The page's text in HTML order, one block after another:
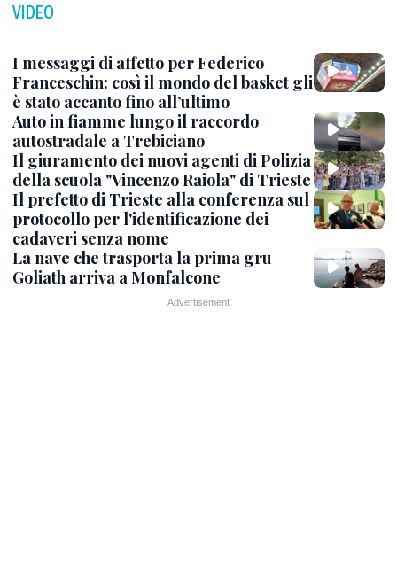
VIDEO
I messaggi di affetto per Federico
Franceschin: così il mondo del basket gli
è stato accanto fino all’ultimo
Auto in fiamme lungo il raccordo
autostradale a Trebiciano
Il giuramento dei nuovi agenti di Polizia
della scuola "Vincenzo Raiola" di Trieste
Il prefetto di Trieste alla conferenza sul
protocollo per l'identificazione dei
cadaveri senza nome
La nave che trasporta la prima gru
Goliath arriva a Monfalcone